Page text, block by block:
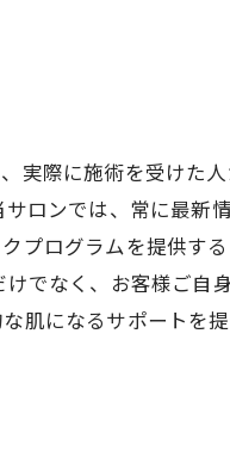
実際に施術を受けた
ロンでは、常に最新
プログラムを提供す
でなく、お客様ご自
肌になるサポートを